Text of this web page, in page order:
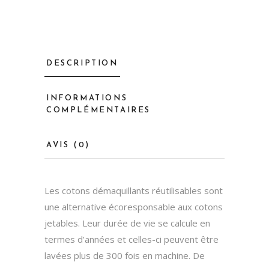
DESCRIPTION
INFORMATIONS
COMPLÉMENTAIRES
AVIS (0)
Les cotons démaquillants réutilisables sont
une alternative écoresponsable aux cotons
jetables. Leur durée de vie se calcule en
termes d’années et celles-ci peuvent être
lavées plus de 300 fois en machine. De